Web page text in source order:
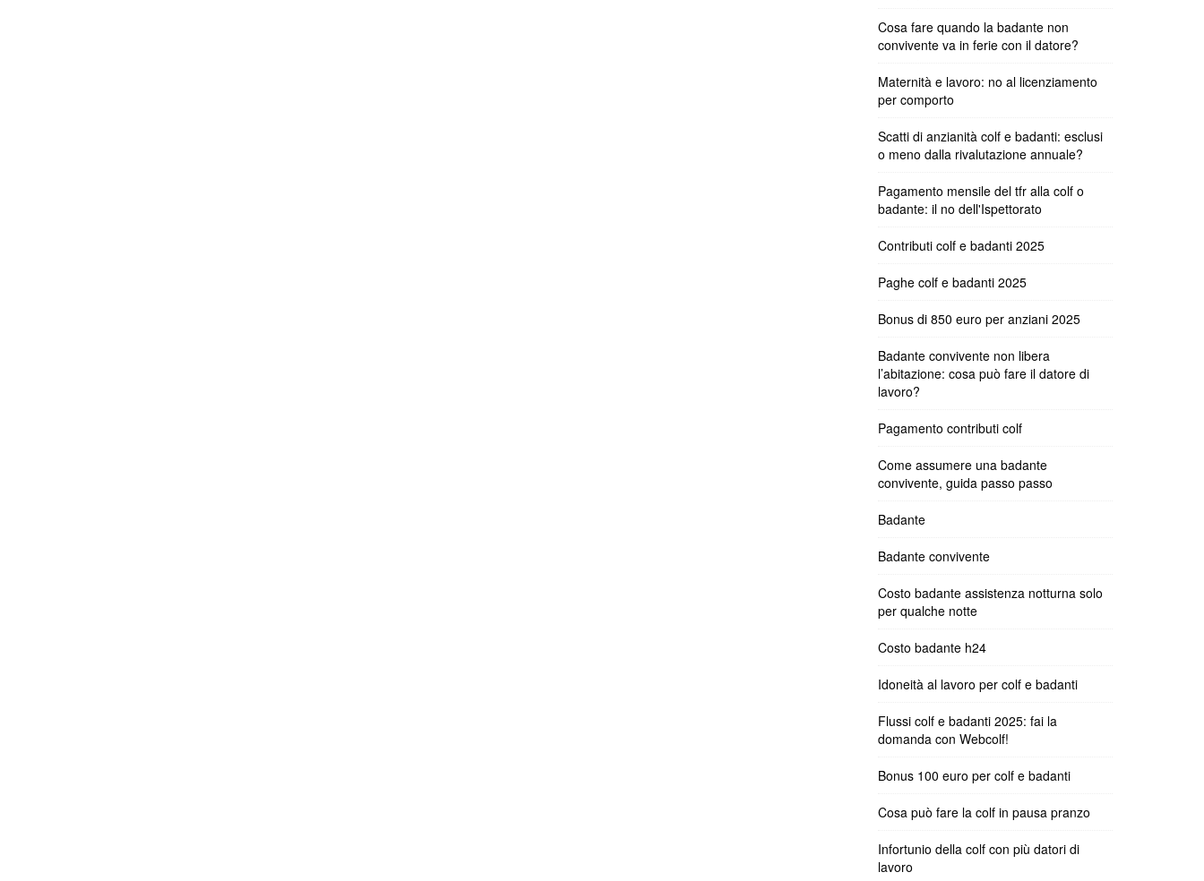
Cosa fare quando la badante non
convivente va in ferie con il datore?
Maternità e lavoro: no al licenziamento
per comporto
Scatti di anzianità colf e badanti: esclusi
o meno dalla rivalutazione annuale?
Pagamento mensile del tfr alla colf o
badante: il no dell'Ispettorato
Contributi colf e badanti 2025
Paghe colf e badanti 2025
Bonus di 850 euro per anziani 2025
Badante convivente non libera
l’abitazione: cosa può fare il datore di
lavoro?
Pagamento contributi colf
Come assumere una badante
convivente, guida passo passo
Badante
Badante convivente
Costo badante assistenza notturna solo
per qualche notte
Costo badante h24
Idoneità al lavoro per colf e badanti
Flussi colf e badanti 2025: fai la
domanda con Webcolf!
Bonus 100 euro per colf e badanti
Cosa può fare la colf in pausa pranzo
Infortunio della colf con più datori di
lavoro